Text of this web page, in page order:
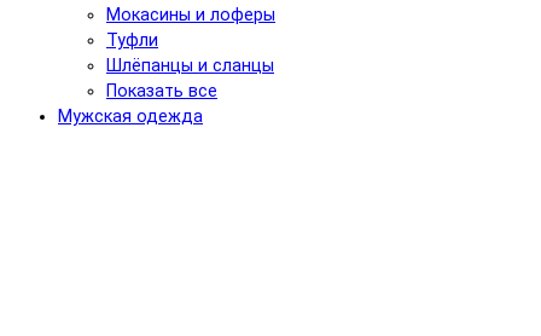
Мокасины и лоферы
Туфли
Шлёпанцы и сланцы
Показать все
Мужская одежда